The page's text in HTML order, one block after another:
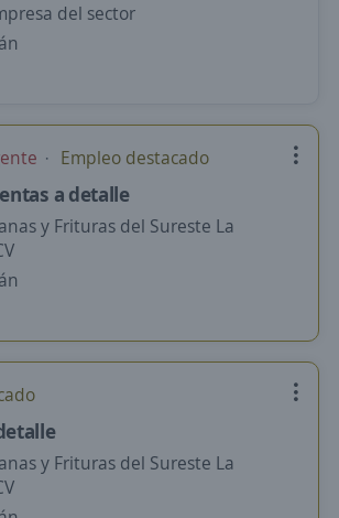
del sector
Empleo destacado
a detalle
y Frituras del Sureste La
y Frituras del Sureste La